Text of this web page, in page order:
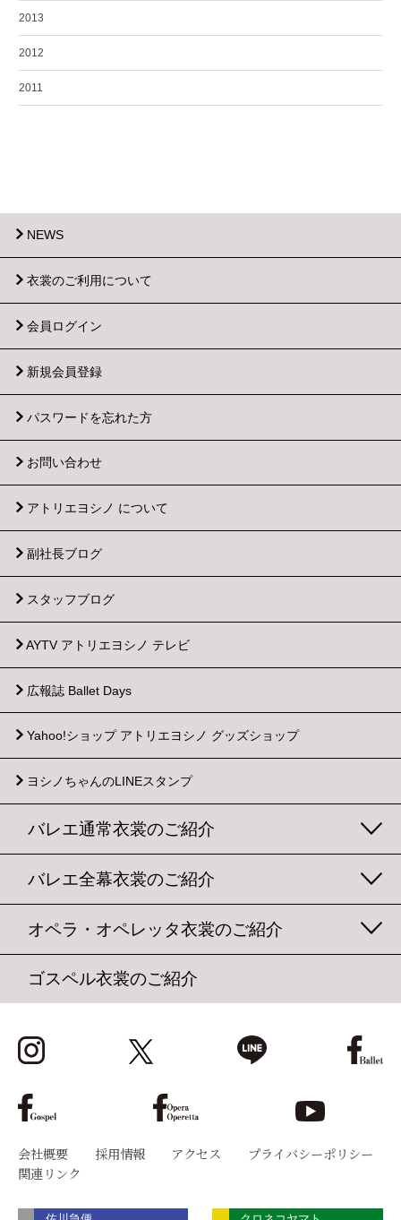
2013
2012
2011
NEWS
衣裳のご利用について
会員ログイン
新規会員登録
パスワードを忘れた方
お問い合わせ
アトリエヨシノ について
副社長ブログ
スタッフブログ
AYTV アトリエヨシノ テレビ
広報誌 Ballet Days
Yahoo!ショップ アトリエヨシノ グッズショップ
ヨシノちゃんのLINEスタンプ
バレエ通常衣裳のご紹介
バレエ全幕衣裳のご紹介
オペラ・オペレッタ衣裳のご紹介
ゴスペル衣裳のご紹介
会社概要 採用情報 アクセス
プライバシーポリシー
関連リンク